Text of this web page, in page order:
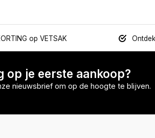
op VETSAK
op je eerste aankoop?
nieuwsbrief om op de hoogte te blijven.